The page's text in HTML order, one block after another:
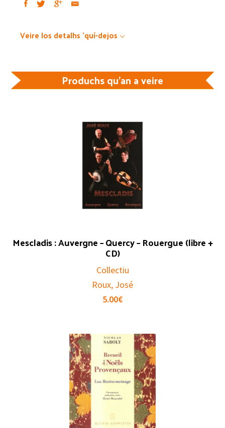
Veire los detalhs 'quí-dejos
Produchs qu'an a veire
Mescladis : Auvergne – Quercy – Rouergue (libre +
CD)
Collectiu
Roux, José
5.00€